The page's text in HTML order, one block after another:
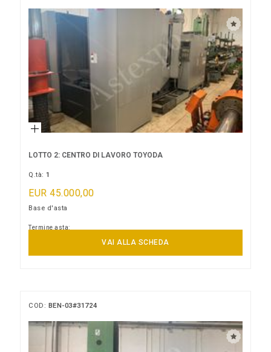
LOTTO 2: CENTRO DI LAVORO TOYODA
Q.tà:1
EUR 45.000,00
Base d'asta
Termine asta:
VAI ALLA SCHEDA
COD: BEN-03#31724